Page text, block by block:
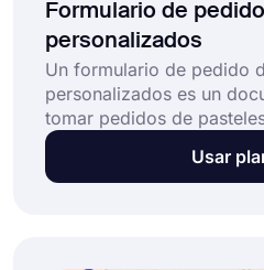
Formulario de
personalizados
Un formulario de pedido
personalizados es un
tomar pedidos de
usted es pastelero o
pedido de pasteles
vendedores ahorrar
Usar